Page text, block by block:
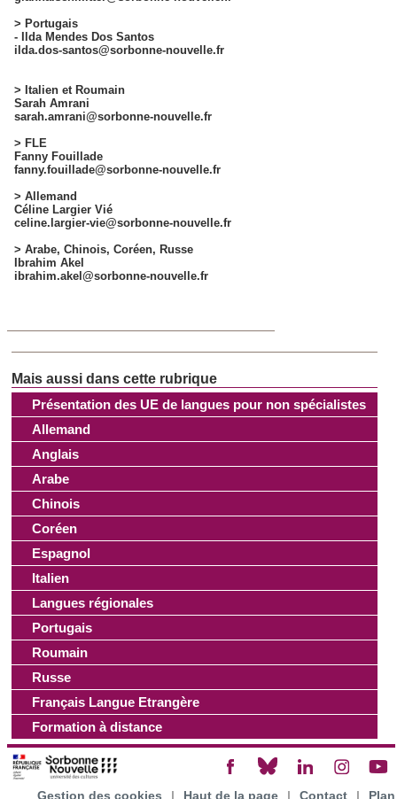
Présentation des UE de langues pour non spécialistes
Allemand
Anglais
Arabe
Chinois
Coréen
Espagnol
Italien
Langues régionales
Portugais
Roumain
Russe
Français Langue Etrangère
Formation à distance
> Portugais
- Ilda Mendes Dos Santos
ilda.dos-santos@sorbonne-nouvelle.fr
> Italien et Roumain
Sarah Amrani
sarah.amrani@sorbonne-nouvelle.fr
> FLE
Fanny Fouillade
fanny.fouillade@sorbonne-nouvelle.fr
> Allemand
Céline Largier Vié
celine.largier-vie@sorbonne-nouvelle.fr
> Arabe, Chinois, Coréen, Russe
Ibrahim Akel
ibrahim.akel@sorbonne-nouvelle.fr
Gestion des cookies Haut de la page Contact Plan